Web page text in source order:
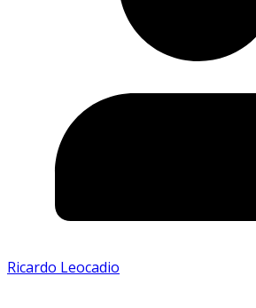
Ricardo Leocadio